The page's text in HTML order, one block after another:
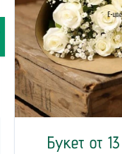
Букет от